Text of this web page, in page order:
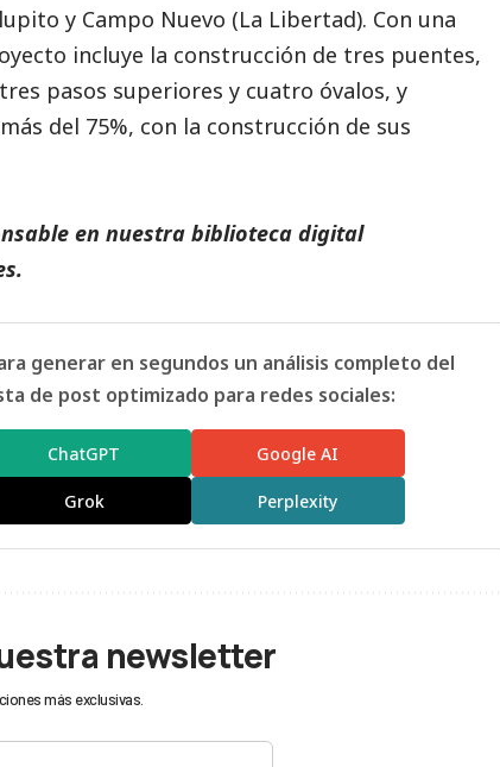
y Campo Nuevo (La Libertad). Con una
incluye la construcción de tres puentes,
pasos superiores y cuatro óvalos, y
del 75%, con la construcción de sus
en nuestra biblioteca digital
generar en segundos un análisis completo del
de post optimizado para redes sociales:
ChatGPT Google AI
Grok Perplexity
newsletter
más exclusivas.